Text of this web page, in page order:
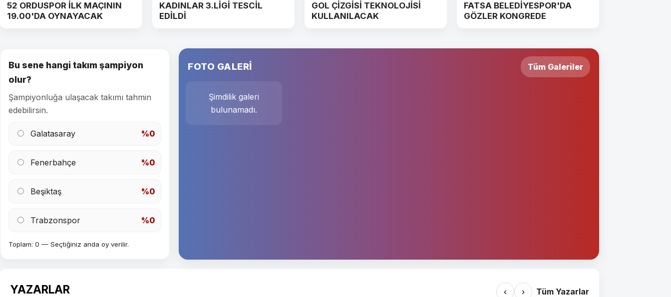
52 ORDUSPOR İLK MAÇININ
19.00'DA OYNAYACAK
KADINLAR 3.LİGİ TESCİL
EDİLDİ
GOL ÇİZGİSİ TEKNOLOJİSİ
KULLANILACAK
FATSA BELEDİYESPOR'DA
GÖZLER KONGREDE
Bu sene hangi takım şampiyon
olur?
Şampiyonluğa ulaşacak takımı tahmin
edebilirsin.
Galatasaray %0
Fenerbahçe %0
Beşiktaş %0
Trabzonspor %0
Toplam: 0 — Seçtiğiniz anda oy verilir.
FOTO GALERİ Tüm Galeriler
Şimdilik galeri
bulunamadı.
YAZARLAR ‹ › Tüm Yazarlar